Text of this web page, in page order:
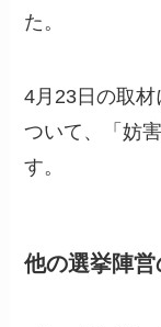
た。
4月23日の取
ついて、「妨
す。
他の選挙陣